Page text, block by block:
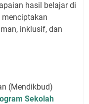
hasil belajar di
inklusif, dan
(Mendikbud)
Sekolah